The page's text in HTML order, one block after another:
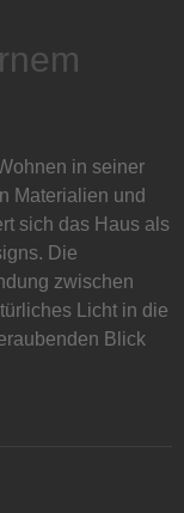
in seiner
Materialien und
sich das Haus als
Die
zwischen
Licht in die
Blick